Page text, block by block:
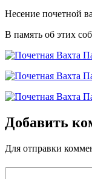
Несение почетной
В память об этих
Добавить
Для отправки